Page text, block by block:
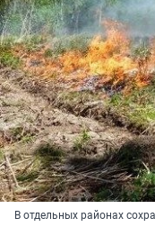
В отдельных районах